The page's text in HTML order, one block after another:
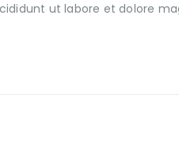
ut labore et dolore